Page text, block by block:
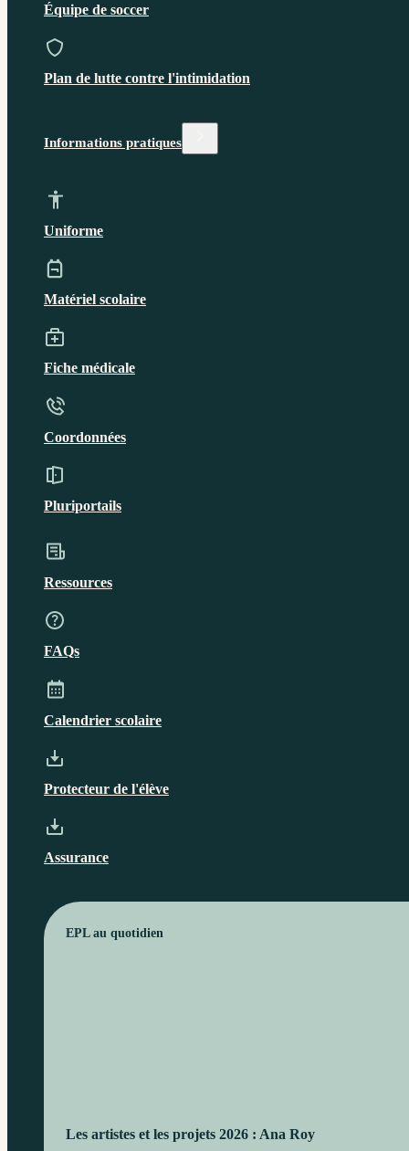
Équipe de soccer
Plan de lutte contre l'intimidation
Informations pratiques
Uniforme
Matériel scolaire
Fiche médicale
Coordonnées
Pluriportails
Ressources
FAQs
Calendrier scolaire
Protecteur de l'élève
Assurance
EPL au quotidien
Les artistes et les projets 2026 : Ana Roy